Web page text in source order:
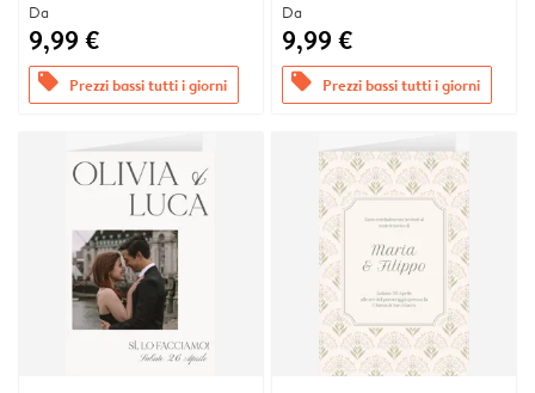
Da
9,99 €
offers Prezzi bassi tutti i giorni
Da
9,99 €
offers Prezzi bassi tutti i giorni